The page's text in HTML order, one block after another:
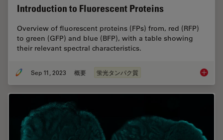
Introduction to Fluorescent Proteins
Overview of fluorescent proteins (FPs) from, red (RFP)
to green (GFP) and blue (BFP), with a table showing
their relevant spectral characteristics.
Sep 11, 2023 概要 蛍光タンパク質